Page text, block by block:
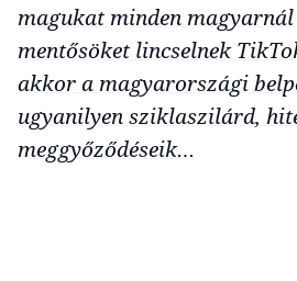
magukat minden magyarnál
mentősöket lincselnek
akkor a magyarországi
ugyanilyen sziklaszilárd,
meggyőződéseik…